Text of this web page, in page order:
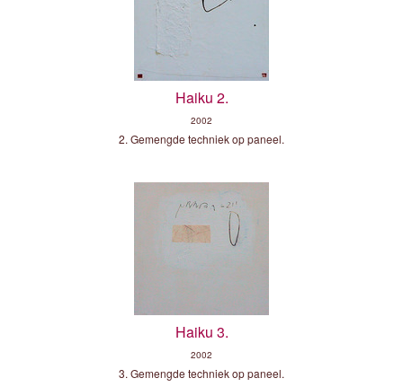
Haiku 2.
2002
2. Gemengde techniek op paneel.
Haiku 3.
2002
3. Gemengde techniek op paneel.